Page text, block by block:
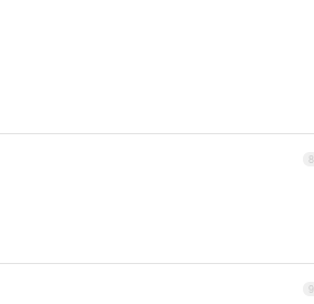
8
9